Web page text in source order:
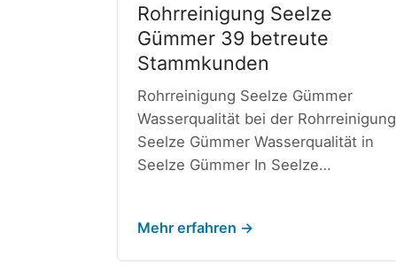
Rohrreinigung Seelze
Gümmer 39 betreute
Stammkunden
Rohrreinigung Seelze Gümmer
Wasserqualität bei der Rohrreinigung
Seelze Gümmer Wasserqualität in
Seelze Gümmer In Seelze…
Mehr erfahren →